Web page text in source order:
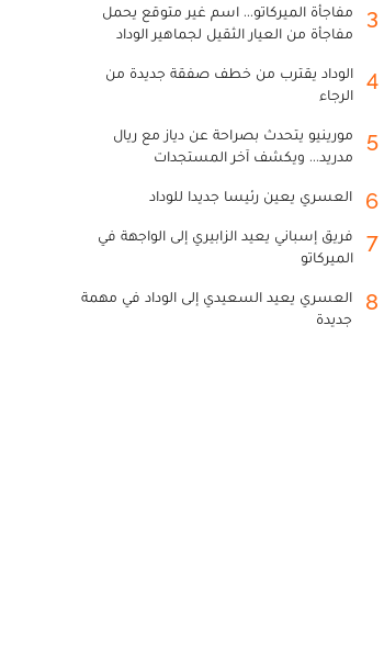
3
مفاجأة الميركاتو... اسم غير متوقع يحمل
مفاجأة من العيار الثقيل لجماهير الوداد
4
الوداد يقترب من خطف صفقة جديدة من
الرجاء
5
مورينيو يتحدث بصراحة عن دياز مع ريال
مدريد... ويكشف آخر المستجدات
6 العسري يعين رئيسا جديدا للوداد
7
فريق إسباني يعيد الزابيري إلى الواجهة في
الميركاتو
8
العسري يعيد السعيدي إلى الوداد في مهمة
جديدة